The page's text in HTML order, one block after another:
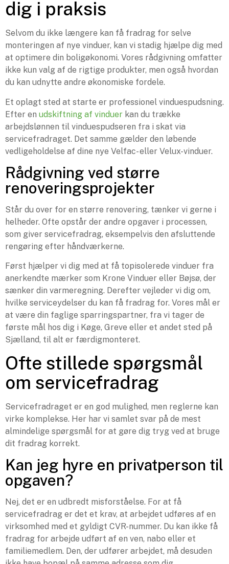
dig i praksis
Selvom du ikke længere kan få fradrag for selve
monteringen af nye vinduer, kan vi stadig hjælpe dig med
at optimere din boligøkonomi. Vores rådgivning omfatter
ikke kun valg af de rigtige produkter, men også hvordan
du kan udnytte andre økonomiske fordele.
Et oplagt sted at starte er professionel vinduespudsning.
Efter en udskiftning af vinduer kan du trække
arbejdslønnen til vinduespudseren fra i skat via
servicefradraget. Det samme gælder den løbende
vedligeholdelse af dine nye Velfac- eller Velux-vinduer.
Rådgivning ved større
renoveringsprojekter
Står du over for en større renovering, tænker vi gerne i
helheder. Ofte opstår der andre opgaver i processen,
som giver servicefradrag, eksempelvis den afsluttende
rengøring efter håndværkerne.
Først hjælper vi dig med at få topisolerede vinduer fra
anerkendte mærker som Krone Vinduer eller Bøjsø, der
sænker din varmeregning. Derefter vejleder vi dig om,
hvilke serviceydelser du kan få fradrag for. Vores mål er
at være din faglige sparringspartner, fra vi tager de
første mål hos dig i Køge, Greve eller et andet sted på
Sjælland, til alt er færdigmonteret.
Ofte stillede spørgsmål
om servicefradrag
Servicefradraget er en god mulighed, men reglerne kan
virke komplekse. Her har vi samlet svar på de mest
almindelige spørgsmål for at gøre dig tryg ved at bruge
dit fradrag korrekt.
Kan jeg hyre en privatperson til
opgaven?
Nej, det er en udbredt misforståelse. For at få
servicefradrag er det et krav, at arbejdet udføres af en
virksomhed med et gyldigt CVR-nummer. Du kan ikke få
fradrag for arbejde udført af en ven, nabo eller et
familiemedlem. Den, der udfører arbejdet, må desuden